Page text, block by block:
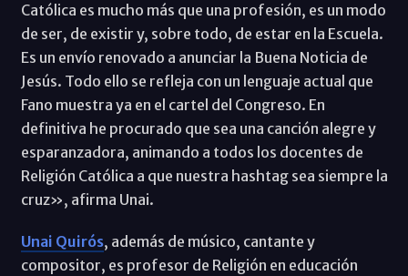
Católica es mucho más que una profesión, es un modo
de ser, de existir y, sobre todo, de estar en la Escuela.
Es un envío renovado a anunciar la Buena Noticia de
Jesús. Todo ello se refleja con un lenguaje actual que
Fano muestra ya en el cartel del Congreso. En
definitiva he procurado que sea una canción alegre y
esparanzadora, animando a todos los docentes de
Religión Católica a que nuestra hashtag sea siempre la
cruz», afirma Unai.
Unai Quirós, además de músico, cantante y
compositor, es profesor de Religión en educación